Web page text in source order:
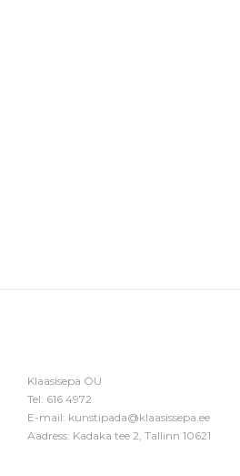
Klaasisepa OÜ
Tel: 616 4972
E-mail: kunstipada@klaasissepa.ee
Aadress: Kadaka tee 2, Tallinn 10621